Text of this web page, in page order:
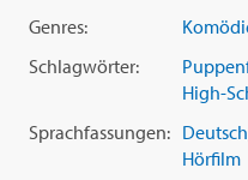
Genres:
Schlagwörter:
High-
Sprachfassungen: Deutsch
Hörfilm